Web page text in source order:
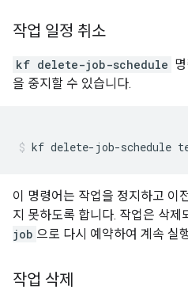
작업 일정 취소
kf delete-job-schedule
을 중지할 수 있습니다.
kf delete-job-schedule
이 명령어는 작업을 정지하고 이
지 못하도록 합니다. 작업은 삭제
job 으로 다시 예약하여 계속 실
작업 삭제